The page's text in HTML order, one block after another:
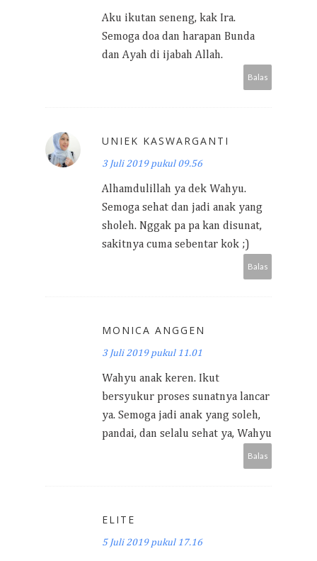
Aku ikutan seneng, kak Ira.
Semoga doa dan harapan Bunda
dan Ayah di ijabah Allah.
Balas
UNIEK KASWARGANTI
3 Juli 2019 pukul 09.56
Alhamdulillah ya dek Wahyu.
Semoga sehat dan jadi anak yang
sholeh. Nggak pa pa kan disunat,
sakitnya cuma sebentar kok ;)
Balas
MONICA ANGGEN
3 Juli 2019 pukul 11.01
Wahyu anak keren. Ikut
bersyukur proses sunatnya lancar
ya. Semoga jadi anak yang soleh,
pandai, dan selalu sehat ya, Wahyu
Balas
ELITE
5 Juli 2019 pukul 17.16